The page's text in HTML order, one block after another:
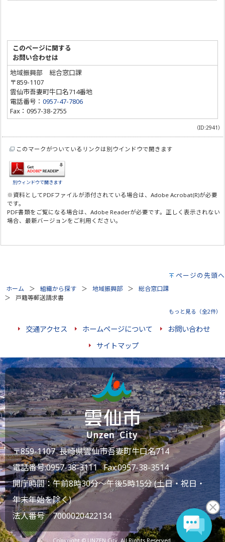
このページに関する
お問い合わせは
地域振興部 総合窓口課
〒859-1107
雲仙市吾妻町牛口名714番地
電話番号：0957-47-7806
Fax：0957-38-2755
（ID:2941）
このマークがついているリンクは別ウインドウで開きます
別ウィンドウで開きます
※資料としてPDFファイルが添付されている場合は、Adobe Acrobat(R)が必要
です。
PDF書類をご覧になる場合は、Adobe Readerが必要です。正しく表示されない
場合、最新バージョンをご利用ください。
ページの先頭へ
ホーム 組織から探す 地域振興部
総合窓口課
戸籍等郵送請求書
もっと見る（全2件）
交通アクセス ホームページについて
お問い合わせ
サイトマップ
〒859-1107 長崎県雲仙市吾妻町牛口名714
電話番号:0957-38-3111Fax:0957-38-3514
開庁時間：午前8時30分～午後5時15分 (土日・祝日・
年末年始を除く)
法人番号 7000020422134
Copyright © UNZEN City. All Rights Reserved.